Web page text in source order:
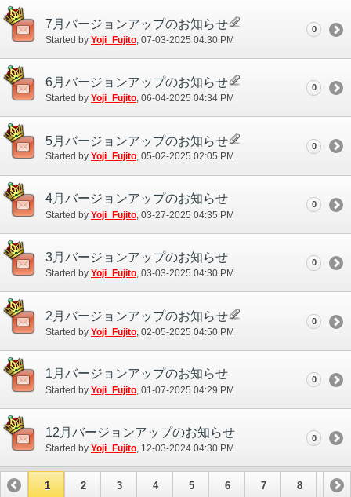
7月バージョンアップのお知らせ
Started by Yoji_Fujito ‎, 07-03-2025 04:30 PM
0
6月バージョンアップのお知らせ
Started by Yoji_Fujito‎, 06-04-2025 04:34 PM
0
5月バージョンアップのお知らせ
Started by Yoji_Fujito‎, 05-02-2025 02:05 PM
0
4月バージョンアップのお知らせ
Started by Yoji_Fujito ‎, 03-27-2025 04:35 PM
0
3月バージョンアップのお知らせ
Started by Yoji_Fujito‎, 03-03-2025 04:30 PM
0
2月バージョンアップのお知らせ
Started by Yoji_Fujito ‎, 02-05-2025 04:50 PM
0
1月バージョンアップのお知らせ
Started by Yoji_Fujito‎, 01-07-2025 04:29 PM
0
12月バージョンアップのお知らせ
Started by Yoji_Fujito‎, 12-03-2024 04:30 PM
0
1 2 3 4 5 6 7 8 9